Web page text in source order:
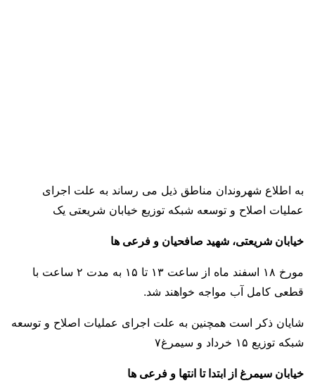
به اطلاع شهروندان مناطق ذیل می رساند به علت اجرای
عملیات اصلاح و توسعه شبکه توزیع خیابان شریعتی یک
خیابان شریعتی، شهید صافحیان و فرعی ها
مورخ ١٨ اسفند ماه از ساعت ١٣ تا ١۵ به مدت ۲ ساعت با
قطعی کامل آب مواجه خواهند شد.
شایان ذکر است همچنین به علت اجرای عملیات اصلاح و توسعه
شبکه توزیع ١۵ خرداد و سیمرغ٧
خیابان سيمرغ از ابتدا تا انتها و فرعی ها